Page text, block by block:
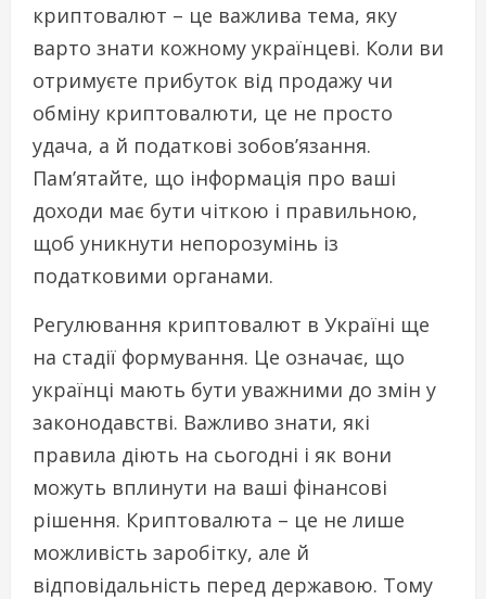
криптовалют – це важлива тема, яку
варто знати кожному українцеві. Коли ви
отримуєте прибуток від продажу чи
обміну криптовалюти, це не просто
удача, а й податкові зобов’язання.
Пам’ятайте, що інформація про ваші
доходи має бути чіткою і правильною,
щоб уникнути непорозумінь із
податковими органами.
Регулювання криптовалют в Україні ще
на стадії формування. Це означає, що
українці мають бути уважними до змін у
законодавстві. Важливо знати, які
правила діють на сьогодні і як вони
можуть вплинути на ваші фінансові
рішення. Криптовалюта – це не лише
можливість заробітку, але й
відповідальність перед державою. Тому